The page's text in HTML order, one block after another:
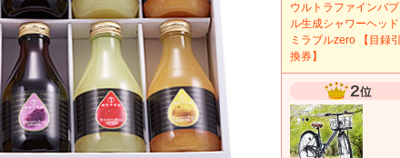
ウルトラファインバブ
ル生成シャワーヘッド
ミラブルzero 【目録引
換券】